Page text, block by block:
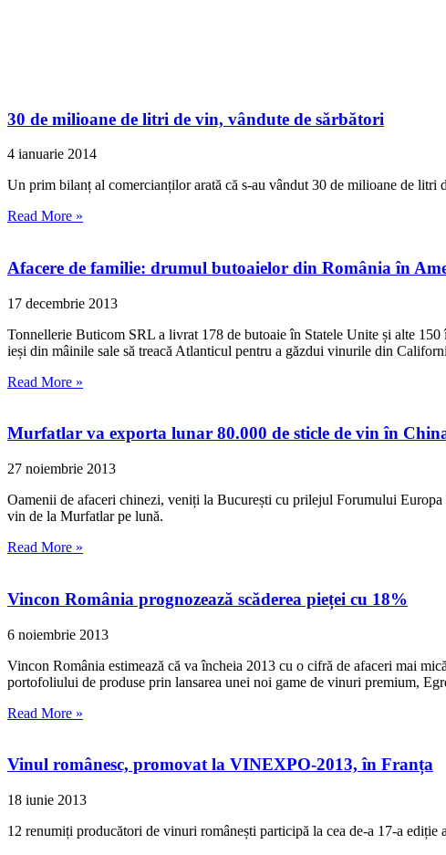
30 de milioane de litri de vin, vândute de sărbători
4 ianuarie 2014
Un prim bilanț al comercianților arată că s-au vândut 30 de milioane de
Read More »
Afacere de familie: drumul butoaielor din România în
17 decembrie 2013
Tonnellerie Buticom SRL a livrat 178 de butoaie în Statele Unite și alte
ieși din mâinile sale să treacă Atlanticul pentru a găzdui vinurile din
Read More »
Murfatlar va exporta lunar 80.000 de sticle de vin în
27 noiembrie 2013
Oamenii de afaceri chinezi, veniți la București cu prilejul Forumului
vin de la Murfatlar pe lună.
Read More »
Vincon România prognozează scăderea pieței cu 18%
6 noiembrie 2013
Vincon România estimează că va încheia 2013 cu o cifră de afaceri mai
portofoliului de produse prin lansarea unei noi game de vinuri premium,
Read More »
Vinul românesc, promovat la VINEXPO-2013, în Franța
18 iunie 2013
12 renumiți producători de vinuri românești participă la cea de-a 17-a